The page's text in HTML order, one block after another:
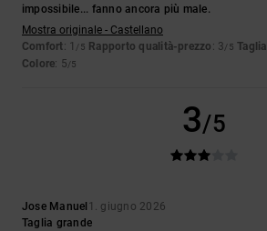
impossibile... fanno ancora più male.
Mostra originale - Castellano
Comfort: 1 /5 Rapporto qualità-prezzo : 3/5 Taglia
Colore: 5/5
3/5
Jose Manuel 1. giugno 2026
Taglia grande